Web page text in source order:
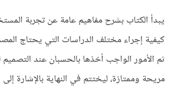
يبدأ الكتاب بشرح مفاهيم عامة عن تجربة
كيفية إجراء مختلف الدراسات التي يحتاج المصمِّم
ثم الأمور الواجب أخذها بالحسبان عند
مريحة وممتازة، ليختتم في النهاية بالإشارة